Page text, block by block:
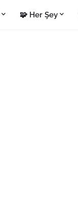
🧩 Her Şey